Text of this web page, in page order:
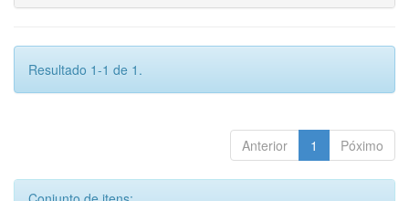
Resultado 1-1 de 1.
Anterior 1 Póximo